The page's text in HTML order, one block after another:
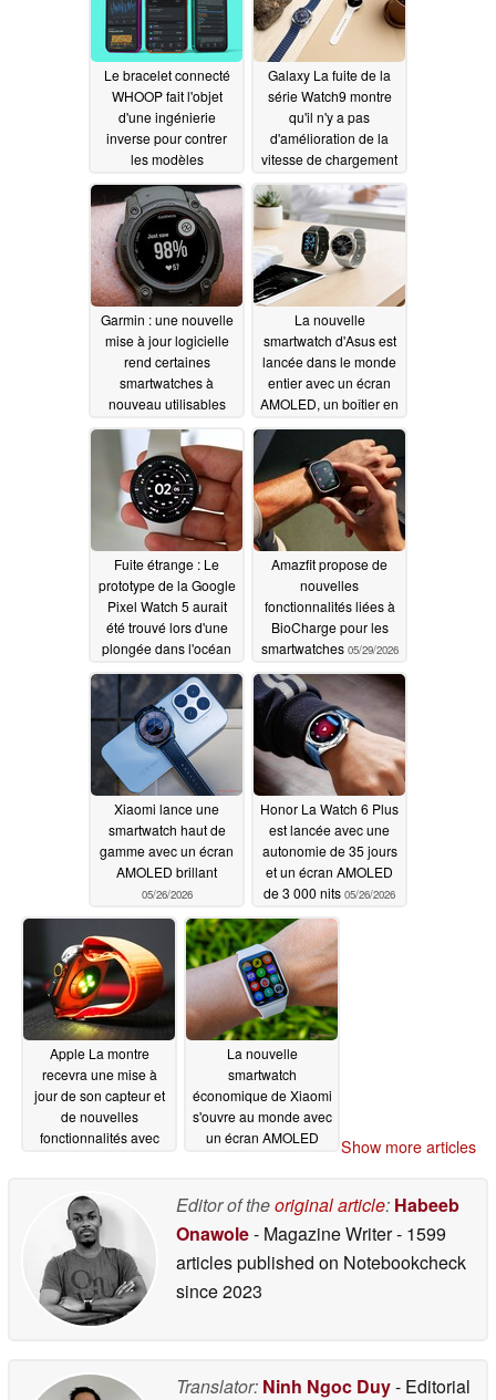
Le bracelet connecté
WHOOP fait l'objet
d'une ingénierie
inverse pour contrer
les modèles
07/30/2026
Galaxy La fuite de la
série Watch9 montre
qu'il n'y a pas
d'amélioration de la
vitesse de chargement
06/07/2026
Garmin : une nouvelle
mise à jour logicielle
rend certaines
smartwatches à
nouveau utilisables
06/03/2026
La nouvelle
smartwatch d'Asus est
lancée dans le monde
entier avec un écran
AMOLED, un boîtier en
surveillance continue
de la santé06/03/2026
Fuite étrange : Le
prototype de la Google
Pixel Watch 5 aurait
été trouvé lors d'une
plongée dans l'océan
06/01/2026
Amazfit propose de
nouvelles
fonctionnalités liées à
BioCharge pour les
smartwatches 05/29/2026
Xiaomi lance une
smartwatch haut de
gamme avec un écran
AMOLED brillant
05/26/2026
Honor La Watch 6 Plus
est lancée avec une
autonomie de 35 jours
et un écran AMOLED
de 3 000 nits 05/26/2026
Apple La montre
recevra une mise à
jour de son capteur et
de nouvelles
fonctionnalités avec
La nouvelle
smartwatch
économique de Xiaomi
s'ouvre au monde avec
un écran AMOLED
Show more articles
Editor of theoriginal article: Habeeb
Onawole- Magazine Writer- 1599
articles published on Notebookcheck
since 2023
Translator: Ninh Ngoc Duy- Editorial